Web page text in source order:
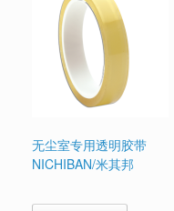
无尘室专用透明胶带
NICHIBAN/米其邦